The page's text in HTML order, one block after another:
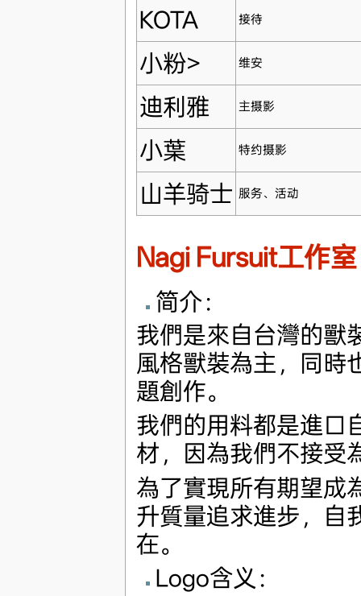
KOTA 接待
小粉> 维安
迪利雅 主摄影
小葉 特约摄影
山羊骑士 服务、活动
Nagi Fursuit工作室
简介：
我們是來自台灣的獸
風格獸裝為主，同時
題創作。
我們的用料都是進口
材，因為我們不接受
為了實現所有期望成
升質量追求進步，自
在。
Logo含义：